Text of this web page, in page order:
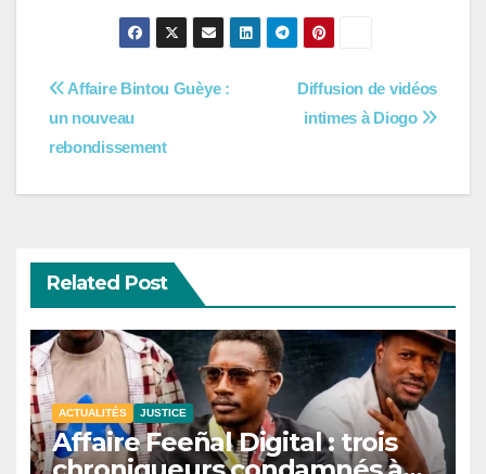
Navigation
de
l’article
Diffusion de vidéos
intimes à Diogo
Affaire Bintou Guèye :
un nouveau
rebondissement
Related Post
ACTUALITÉS JUSTICE
Affaire Feeñal Digital : trois